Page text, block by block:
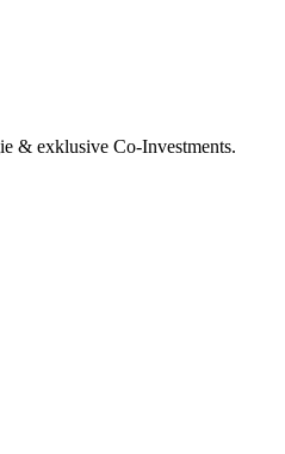
& exklusive Co-Investments.